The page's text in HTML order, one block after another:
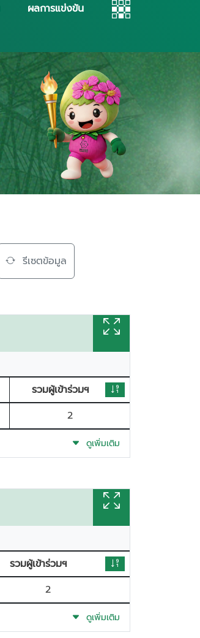
ผลการแข่งขัน
รีเซตข้อมูล
รวมผู้เข้าร่วมฯ
2
ดูเพิ่มเติม
รวมผู้เข้าร่วมฯ
2
ดูเพิ่มเติม